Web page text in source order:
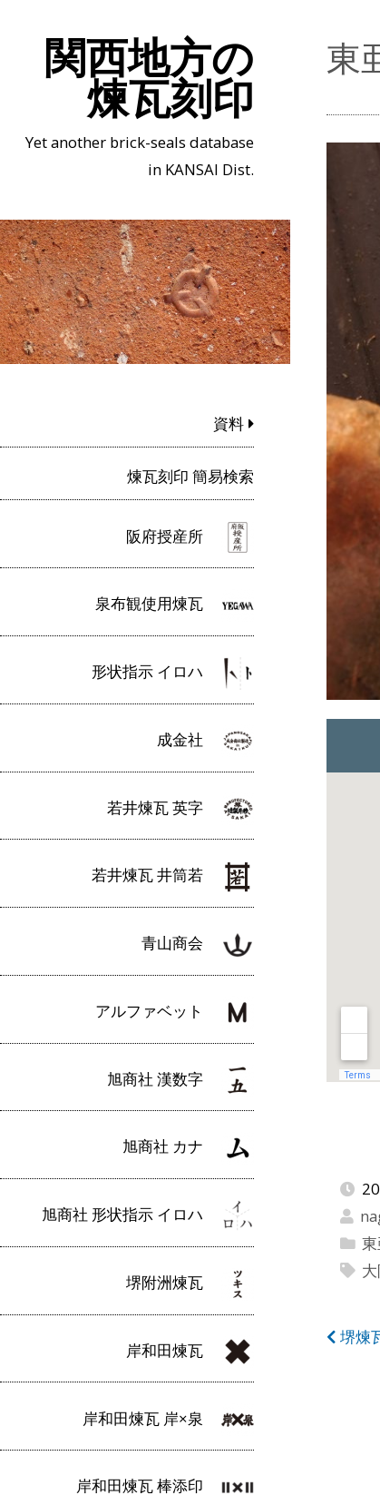
関西地方の
煉瓦刻印
Yet another brick-seals database
in KANSAI Dist.
資料
煉瓦刻印 簡易検索
阪府授産所
泉布観使用煉瓦
形状指示 イロハ
成金社
若井煉瓦 英字
若井煉瓦 井筒若
青山商会
アルファベット
旭商社 漢数字
旭商社 カナ
旭商社 形状指示 イロハ
堺附洲煉瓦
岸和田煉瓦
岸和田煉瓦 岸×泉
岸和田煉瓦 棒添印
東
投堺煉